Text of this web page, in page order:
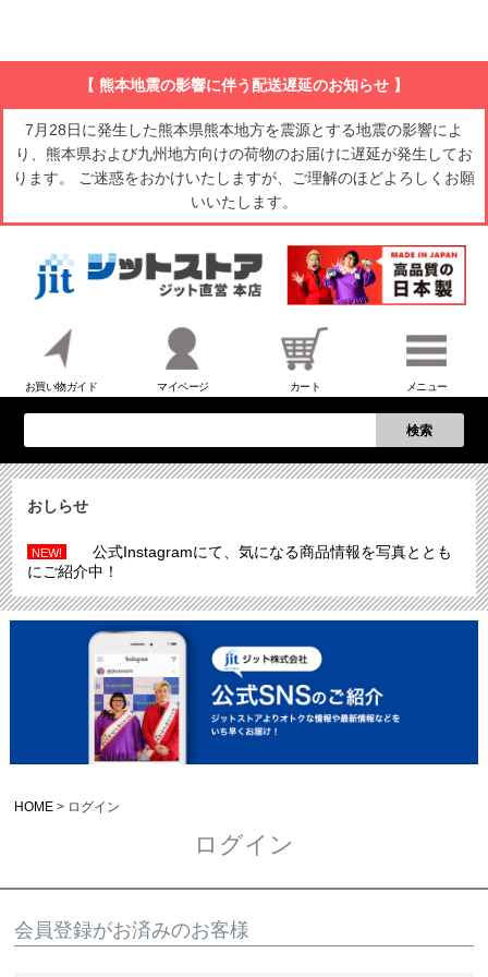
【 熊本地震の影響に伴う配送遅延のお知らせ 】
7月28日に発生した熊本県熊本地方を震源とする地震の影響によ
り、熊本県および九州地方向けの荷物のお届けに遅延が発生してお
ります。 ご迷惑をおかけいたしますが、ご理解のほどよろしくお願
いいたします。
お買い物ガイド マイページ カート メニュー
検索
おしらせ
NEW!
公式Instagramにて、気になる商品情報を写真ととも
にご紹介中！
HOME ログイン
ログイン
会員登録がお済みのお客様